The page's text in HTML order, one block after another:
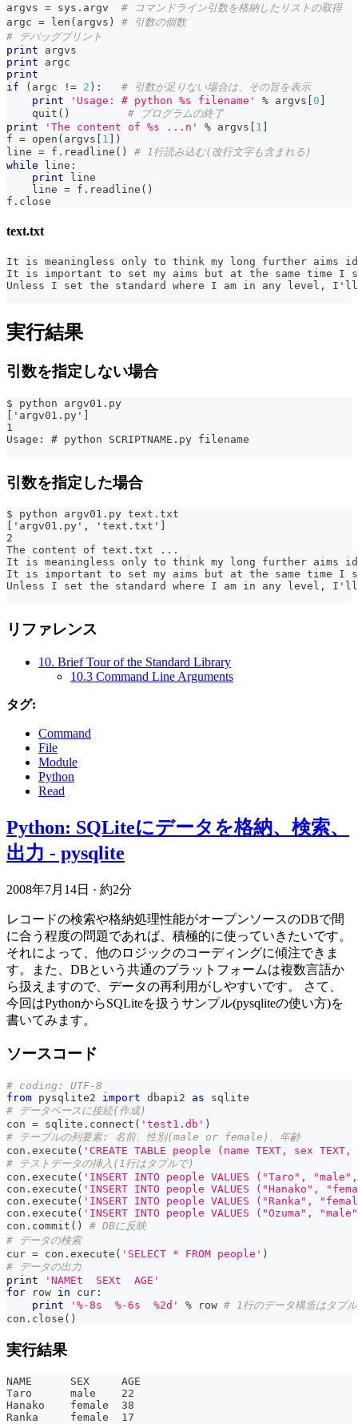
argvs = sys . argv # コマンドライン引数を格納したリストの取得
argc = len ( argvs )
# 引数の個数
# デバッグプリント
print argvs
print argc
print
if
( argc != 2 ) :
# 引数が足りない場合は、その旨を表示
print
'Usage: # python %s filename' % argvs 0
    quit
( )
# プログラムの終了
print
'The content of %s ...n' % argvs 1
f = open ( argvs 1
)
line = f . readline ( )
# 1行読み込む(改行文字も含まれる)
while line :
print line
    line
= f . readline ( )
f . close
text.txt
It is meaningless only to think my long further aims
It is important to set my aims but at the same time I
Unless I set the standard where I am in any level, I'll
実行結果
引数を指定しない場合
$ python argv01.py
['argv01.py']
1
Usage: # python SCRIPTNAME.py filename
引数を指定した場合
$ python argv01.py text.txt
['argv01.py', 'text.txt']
2
The content of text.txt ...
It is meaningless only to think my long further aims
It is important to set my aims but at the same time I
Unless I set the standard where I am in any level, I'll
リファレンス
10. Brief Tour of the Standard Library
10.3 Command Line Arguments
タグ:
Command
File
Module
Python
Read
Python: SQLiteにデータを格納、検索、
出力 - pysqlite
2008年7月14日 · 約2分
レコードの検索や格納処理性能がオープンソースのDBで間
に合う程度の問題であれば、積極的に使っていきたいです。
それによって、他のロジックのコーディングに傾注できま
す。また、DBという共通のプラットフォームは複数言語か
ら扱えますので、データの再利用がしやすいです。 さて、
今回はPythonからSQLiteを扱うサンプル(pysqliteの使い方)を
書いてみます。
ソースコード
# coding: UTF-8
from pysqlite2 import dbapi2 as sqlite
# データベースに接続(作成)
con = sqlite . connect ( 'test1.db' )
# テーブルの列要素: 名前、性別(male or female)、年齢
con . execute ( 'CREATE TABLE people (name TEXT, sex TEXT,
# テストデータの挿入(1行はタプルで)
con . execute ( 'INSERT INTO people VALUES ("Taro",
con . execute ( 'INSERT INTO people VALUES ("Hanako",
con . execute ( 'INSERT INTO people VALUES ("Ranka",
con . execute ( 'INSERT INTO people VALUES ("Ozuma",
con . commit ( )
# DBに反映
# データの検索
cur = con . execute ( 'SELECT * FROM people' )
# データの出力
print
'NAMEt  SEXt  AGE'
for row in cur :
print
'%-8s  %-6s  %2d' % row # 1行のデータ構造はタプル
con . close ( )
実行結果
NAME      SEX     AGE
Taro      male    22
Hanako    female  38
Ranka     female  17